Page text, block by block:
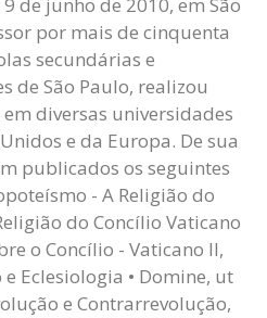
por mais de cinquenta
secundárias e
de São Paulo, realizou
diversas universidades
e da Europa. De sua
publicados os seguintes
- A Religião do
do Concílio Vaticano
o Concílio - Vaticano II,
Eclesiologia • Domine, ut
e Contrarrevolução,